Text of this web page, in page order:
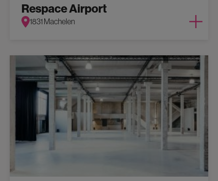
Respace Airport
1831 Machelen